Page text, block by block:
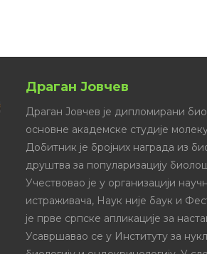
Драган Јовчев
Драган Јовчев је дипломирани
основне академске студије
Добитник је бројних награда из
друштва за популаризацију
Учествовао је у организацији
истраживача, Наук није баук и
је прве српске апликације за
Усавршавао се у Институту за